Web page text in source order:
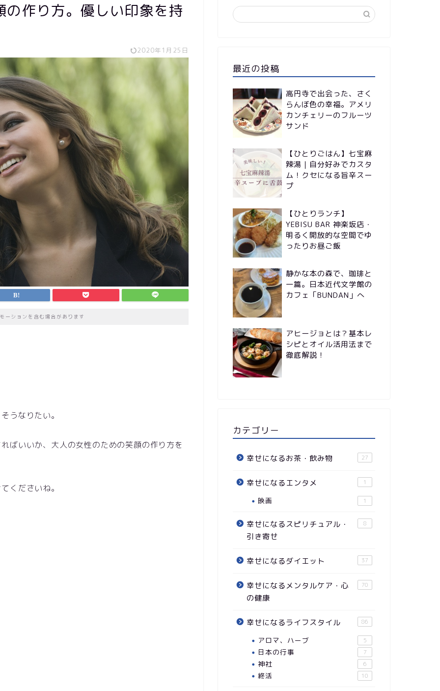
作り方。優しい印象を持
2020年1月25日
ーションを含む場合があります
うなりたい。
ばいいか、大人の女性のための笑顔の作り方を
くださいね。
最近の投稿
高円寺で出会った、さく
らんぼ色の幸福。アメリ
カンチェリーのフルーツ
サンド
【ひとりごはん】七宝麻
辣湯｜自分好みでカスタ
ム！クセになる旨辛スー
プ
【ひとりランチ】
YEBISU BAR 神楽坂店・
明るく開放的な空間でゆ
ったりお昼ご飯
静かな本の森で、珈琲と
一篇。日本近代文学館の
カフェ「BUNDAN」へ
アヒージョとは？基本レ
シピとオイル活用法まで
徹底解説！
カテゴリー
幸せになるお茶・飲み物 27
幸せになるエンタメ 1
映画 1
幸せになるスピリチュアル・
引き寄せ
8
幸せになるダイエット 37
幸せになるメンタルケア・心
の健康
70
幸せになるライフスタイル 86
アロマ、ハーブ 5
日本の行事 7
神社 6
終活 10